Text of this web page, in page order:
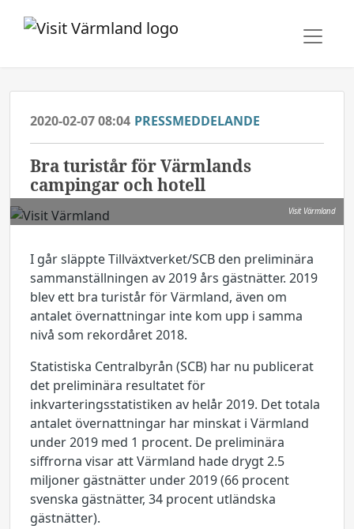
2020-02-07 08:04 PRESSMEDDELANDE
Bra turistår för Värmlands
campingar och hotell
Visit Värmland
I går släppte Tillväxtverket/SCB den preliminära
sammanställningen av 2019 års gästnätter. 2019
blev ett bra turistår för Värmland, även om
antalet övernattningar inte kom upp i samma
nivå som rekordåret 2018.
Statistiska Centralbyrån (SCB) har nu publicerat
det preliminära resultatet för
inkvarteringsstatistiken av helår 2019. Det totala
antalet övernattningar har minskat i Värmland
under 2019 med 1 procent. De preliminära
siffrorna visar att Värmland hade drygt 2.5
miljoner gästnätter under 2019 (66 procent
svenska gästnätter, 34 procent utländska
gästnätter).